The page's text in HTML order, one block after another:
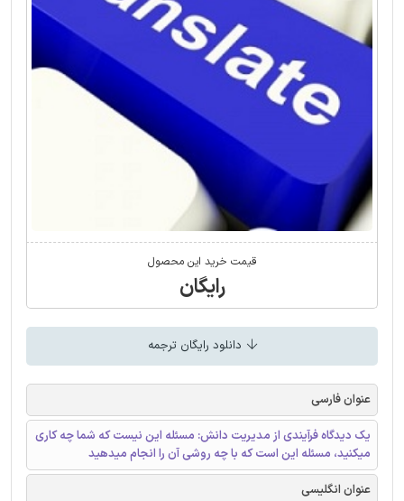
قیمت خرید این محصول
رایگان
دانلود رایگان ترجمه
عنوان فارسی
یک دیدگاه فرآیندی از مدیریت دانش: مسئله این نیست که شما چه کاری
میکنید، مسئله این است که با چه روشی آن را انجام میدهید
عنوان انگلیسی